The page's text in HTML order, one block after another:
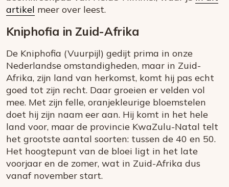
artikel meer over leest.
Kniphofia in Zuid-Afrika
De Kniphofia (Vuurpijl) gedijt prima in onze
Nederlandse omstandigheden, maar in Zuid-
Afrika, zijn land van herkomst, komt hij pas echt
goed tot zijn recht. Daar groeien er velden vol
mee. Met zijn felle, oranjekleurige bloemstelen
doet hij zijn naam eer aan. Hij komt in het hele
land voor, maar de provincie KwaZulu-Natal telt
het grootste aantal soorten: tussen de 40 en 50.
Het hoogtepunt van de bloei ligt in het late
voorjaar en de zomer, wat in Zuid-Afrika dus
vanaf november start.